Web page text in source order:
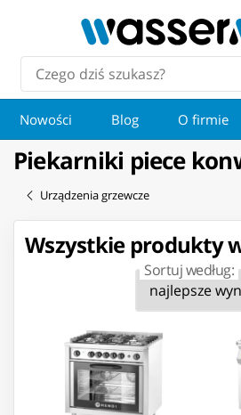
Nowości Blog O firmie
Piekarniki piece
Urządzenia grzewcze
Wszystkie produkty
Sortuj według: